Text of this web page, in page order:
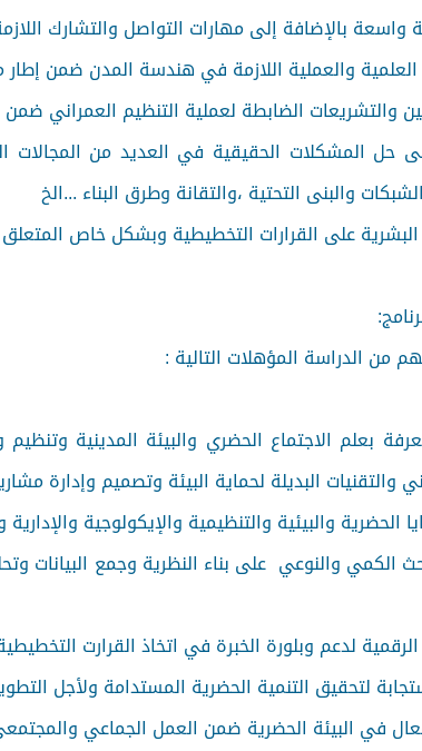
واسعة بالإضافة إلى مهارات التواصل والتشارك
العلمية والعملية اللازمة في هندسة المدن ضمن
والتشريعات الضابطة لعملية التنظيم العمراني
حل المشكلات الحقيقية في العديد من المجالات
والبنى التحتية ،والتقانة وطرق البناء ...الخ
البشرية على القرارات التخطيطية وبشكل خاص المتعلق
من الدراسة المؤهلات التالية :
بعلم الاجتماع الحضري والبيئة المدينية
والتقنيات البديلة لحماية البيئة وتصميم وإدارة
الحضرية والبيئية والتنظيمية والإيكولوجية
الكمي والنوعي على بناء النظرية وجمع البيانات
الرقمية لدعم وبلورة الخبرة في اتخاذ القرارت
لتحقيق التنمية الحضرية المستدامة ولأجل
في البيئة الحضرية ضمن العمل الجماعي